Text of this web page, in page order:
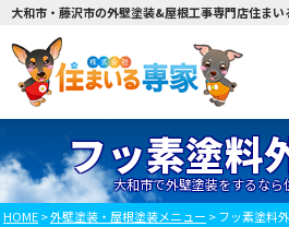
大和市・藤沢市の外壁塗装&屋根工事専門店住まい
フッ素塗料
大和市で外壁塗装をするなら
HOME>外壁塗装・屋根塗装メニュー >フッ素塗料